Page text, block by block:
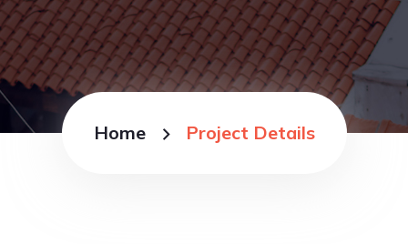
Home Project Details